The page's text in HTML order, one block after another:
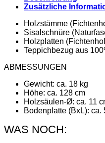
Zusätzliche
Holzstämme
Sisalschnüre
Holzplatten
Teppichbezug aus
ABMESSUNGEN
Gewicht: ca. 18 kg
Höhe: ca. 128 cm
Holzsäulen-Ø: ca. 11
Bodenplatte (BxL): ca.
WAS NOCH: